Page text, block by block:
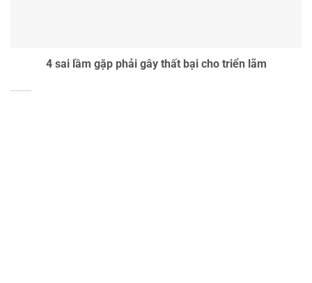
4 sai lầm gặp phải gây thất bại cho triển lãm